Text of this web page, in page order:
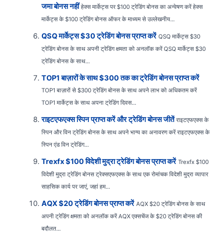
जमा बोनस नहीं हेक्स मार्केट्स पर $100 ट्रेडिंग बोनस का अन्वेषण करें हेक्स
मार्केट्स के $100 ट्रेडिंग बोनस ऑफर के माध्यम से उल्लेखनीय...
QSQ मार्केट्स $30 ट्रेडिंग बोनस प्राप्त करें QSQ मार्केट्स $30
ट्रेडिंग बोनस के साथ अपनी ट्रेडिंग क्षमता को अनलॉक करें QSQ मार्केट्स $30
ट्रेडिंग बोनस के साथ...
TOP1 बाज़ारों के साथ $300 तक का ट्रेडिंग बोनस प्राप्त करें
TOP1 बाज़ारों से $300 ट्रेडिंग बोनस के साथ अपने लाभ को अधिकतम करें
TOP1 मार्केट्स के साथ अपना ट्रेडिंग दिवस...
राइटएफएक्स स्पिन प्राप्त करें और ट्रेडिंग बोनस जीतें राइटएफएक्स के
स्पिन और विन ट्रेडिंग बोनस के साथ अपने भाग्य का अनावरण करें राइटएफएक्स के
स्पिन एंड विन ट्रेडिंग...
Trexfx $100 विदेशी मुद्रा ट्रेडिंग बोनस प्राप्त करें Trexfx $100
विदेशी मुद्रा ट्रेडिंग बोनस ट्रेक्सएफएक्स के साथ एक रोमांचक विदेशी मुद्रा व्यापार
साहसिक कार्य पर जाएं, जहां हम...
AQX $20 ट्रेडिंग बोनस प्राप्त करें AQX $20 ट्रेडिंग बोनस के साथ
अपनी ट्रेडिंग क्षमता को अनलॉक करें AQX एक्सचेंज के $20 ट्रेडिंग बोनस की
बदौलत...